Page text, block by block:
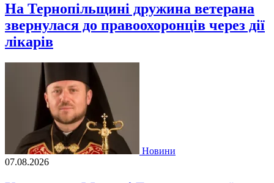
На Тернопільщині дружина ветерана
звернулася до правоохоронців через дії
лікарів
Новини
07.08.2026